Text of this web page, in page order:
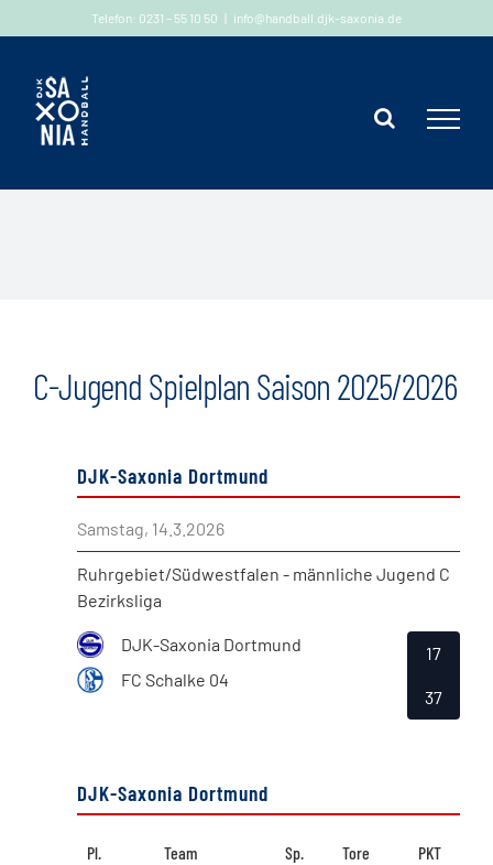
springen
Telefon: 0231 – 55 10 50 | info@handball.djk-saxonia.de
C-Jugend Spielplan Saison 2025/2026
DJK-Saxonia Dortmund
Samstag, 14.3.2026
Ruhrgebiet/Südwestfalen - männliche Jugend C
Bezirksliga
DJK-Saxonia Dortmund
FC Schalke 04
17
37
DJK-Saxonia Dortmund
Pl. Team Sp. Tore PKT